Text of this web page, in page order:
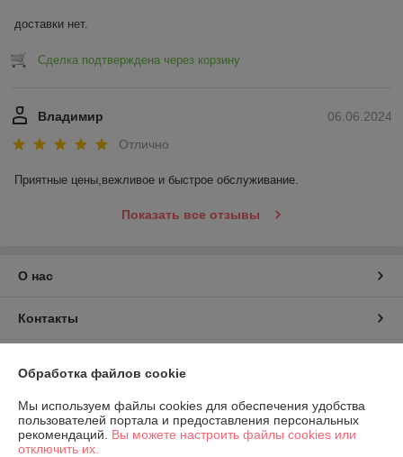
доставки нет.
Сделка подтверждена через корзину
06.06.2024
Владимир
Отлично
Приятные цены,вежливое и быстрое обслуживание.
Показать все отзывы
О нас
Контакты
График работы
Полная версия сайта
Обработка файлов cookie
Мы используем файлы cookies для обеспечения удобства
пользователей портала и предоставления персональных
рекомендаций. Вы можете настроить файлы cookies или
отключить их.